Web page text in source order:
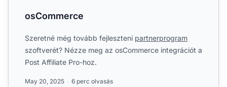
osCommerce
Szeretné még tovább fejleszteni partnerprogram
szoftverét? Nézze meg az osCommerce integrációt a
Post Affiliate Pro-hoz.
May 20, 2025 6 perc olvasás